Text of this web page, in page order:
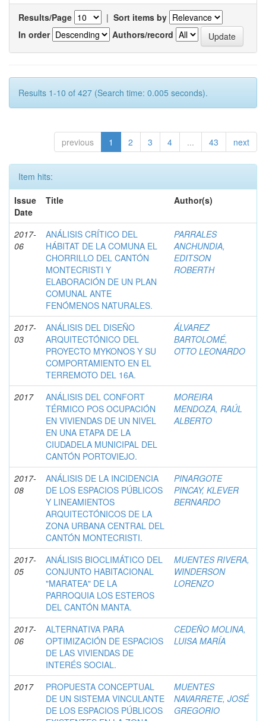
Results/Page | Sort items by
In order
Authors/record
Results 1-10 of 427 (Search time: 0.005 seconds).
previous 1 2 3 4 ... 43 next
Item hits:
Issue
Date
Title Author(s)
2017-
06
ANÁLISIS CRÍTICO DEL
HÁBITAT DE LA COMUNA EL
CHORRILLO DEL CANTÓN
MONTECRISTI Y
ELABORACIÓN DE UN PLAN
COMUNAL ANTE
FENÓMENOS NATURALES.
PARRALES
ANCHUNDIA,
EDITSON
ROBERTH
2017-
03
ANÁLISIS DEL DISEÑO
ARQUITECTÓNICO DEL
PROYECTO MYKONOS Y SU
COMPORTAMIENTO EN EL
TERREMOTO DEL 16A.
ÁLVAREZ
BARTOLOMÉ,
OTTO LEONARDO
2017
ANÁLISIS DEL CONFORT
TÉRMICO POS OCUPACIÓN
EN VIVIENDAS DE UN NIVEL
EN UNA ETAPA DE LA
CIUDADELA MUNICIPAL DEL
CANTÓN PORTOVIEJO.
MOREIRA
MENDOZA, RAÚL
ALBERTO
2017-
08
ANÁLISIS DE LA INCIDENCIA
DE LOS ESPACIOS PÚBLICOS
Y LINEAMIENTOS
ARQUITECTÓNICOS DE LA
ZONA URBANA CENTRAL DEL
CANTÓN MONTECRISTI.
PINARGOTE
PINCAY, KLEVER
BERNARDO
2017-
05
ANÁLISIS BIOCLIMÁTICO DEL
CONJUNTO HABITACIONAL
"MARATEA" DE LA
PARROQUIA LOS ESTEROS
DEL CANTÓN MANTA.
MUENTES RIVERA,
WINDERSON
LORENZO
2017-
06
ALTERNATIVA PARA
OPTIMIZACIÓN DE ESPACIOS
DE LAS VIVIENDAS DE
INTERÉS SOCIAL.
CEDEÑO MOLINA,
LUISA MARÍA
2017
PROPUESTA CONCEPTUAL
DE UN SISTEMA VINCULANTE
DE LOS ESPACIOS PÚBLICOS
MUENTES
NAVARRETE, JOSÉ
GREGORIO